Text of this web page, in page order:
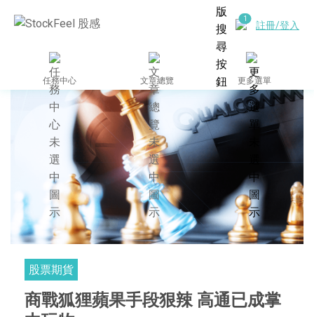
註冊/登入
任務中心 文章總覽 更多選單
股票期貨
商戰狐狸蘋果手段狠辣 高通已成掌